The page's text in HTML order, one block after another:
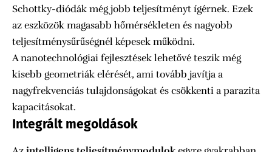
Schottky-diódák még jobb teljesítményt ígérnek. Ezek
az eszközök magasabb hőmérsékleten és nagyobb
teljesítménysűrűségnél képesek működni.
A nanotechnológiai fejlesztések lehetővé teszik még
kisebb geometriák elérését, ami tovább javítja a
nagyfrekvenciás tulajdonságokat és csökkenti a parazita
kapacitásokat.
Integrált megoldások